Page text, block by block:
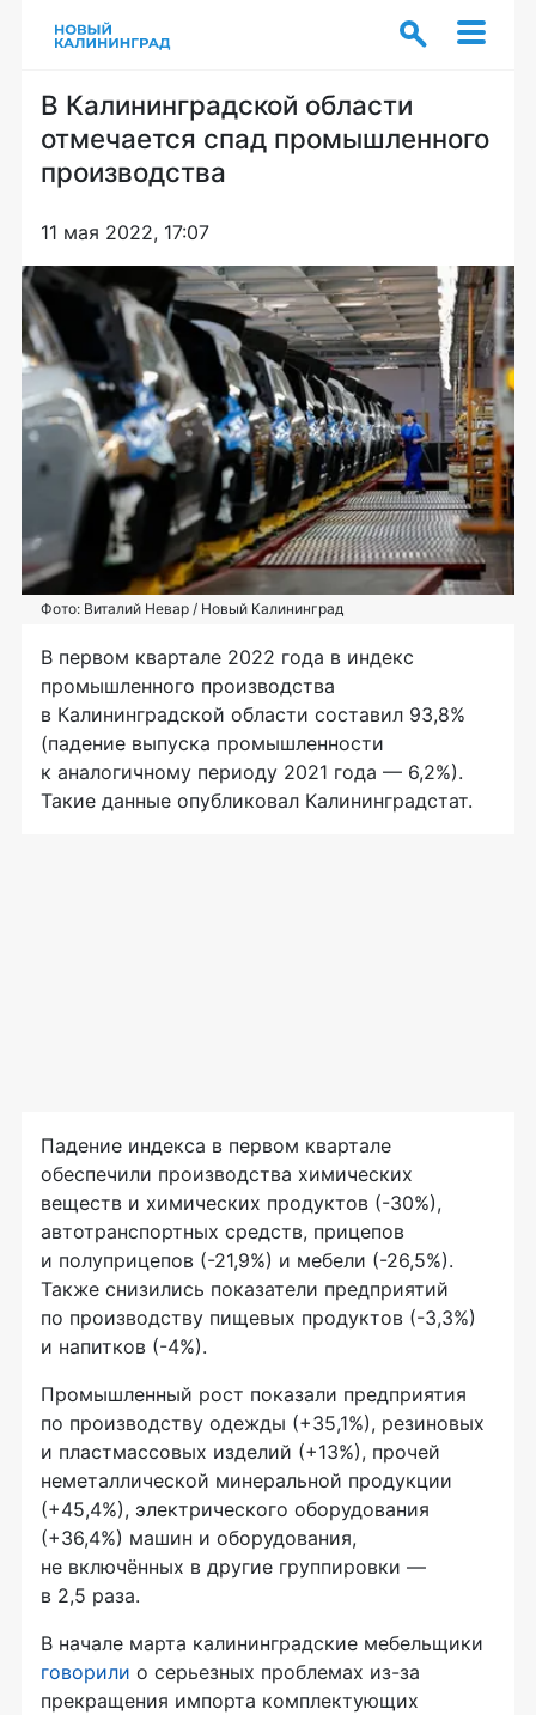
В Калининградской области
отмечается спад промышленного
производства
11 мая 2022, 17:07
Фото: Виталий Невар / Новый Калининград
В первом квартале 2022 года в индекс
промышленного производства
в Калининградской области составил 93,8%
(падение выпуска промышленности
к аналогичному периоду 2021 года — 6,2%).
Такие данные опубликовал Калининградстат.
Падение индекса в первом квартале
обеспечили производства химических
веществ и химических продуктов (-30%),
автотранспортных средств, прицепов
и полуприцепов (-21,9%) и мебели (-26,5%).
Также снизились показатели предприятий
по производству пищевых продуктов (-3,3%)
и напитков (-4%).
Промышленный рост показали предприятия
по производству одежды (+35,1%), резиновых
и пластмассовых изделий (+13%), прочей
неметаллической минеральной продукции
(+45,4%), электрического оборудования
(+36,4%) машин и оборудования,
не включённых в другие группировки —
в 2,5 раза.
В начале марта калининградские мебельщики
говорили о серьезных проблемах из-за
прекращения импорта комплектующих